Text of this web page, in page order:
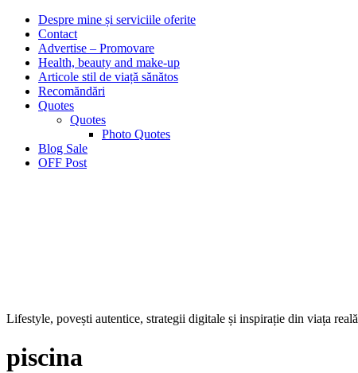
Despre mine și serviciile oferite
Contact
Advertise – Promovare
Health, beauty and make-up
Articole stil de viață sănătos
Recomăndări
Quotes
Quotes
Photo Quotes
Blog Sale
OFF Post
Lifestyle, povești autentice, strategii digitale și inspirație din viața reală
piscina